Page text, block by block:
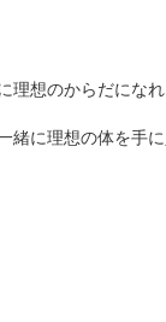
理想のからだにな
緒に理想の体を手